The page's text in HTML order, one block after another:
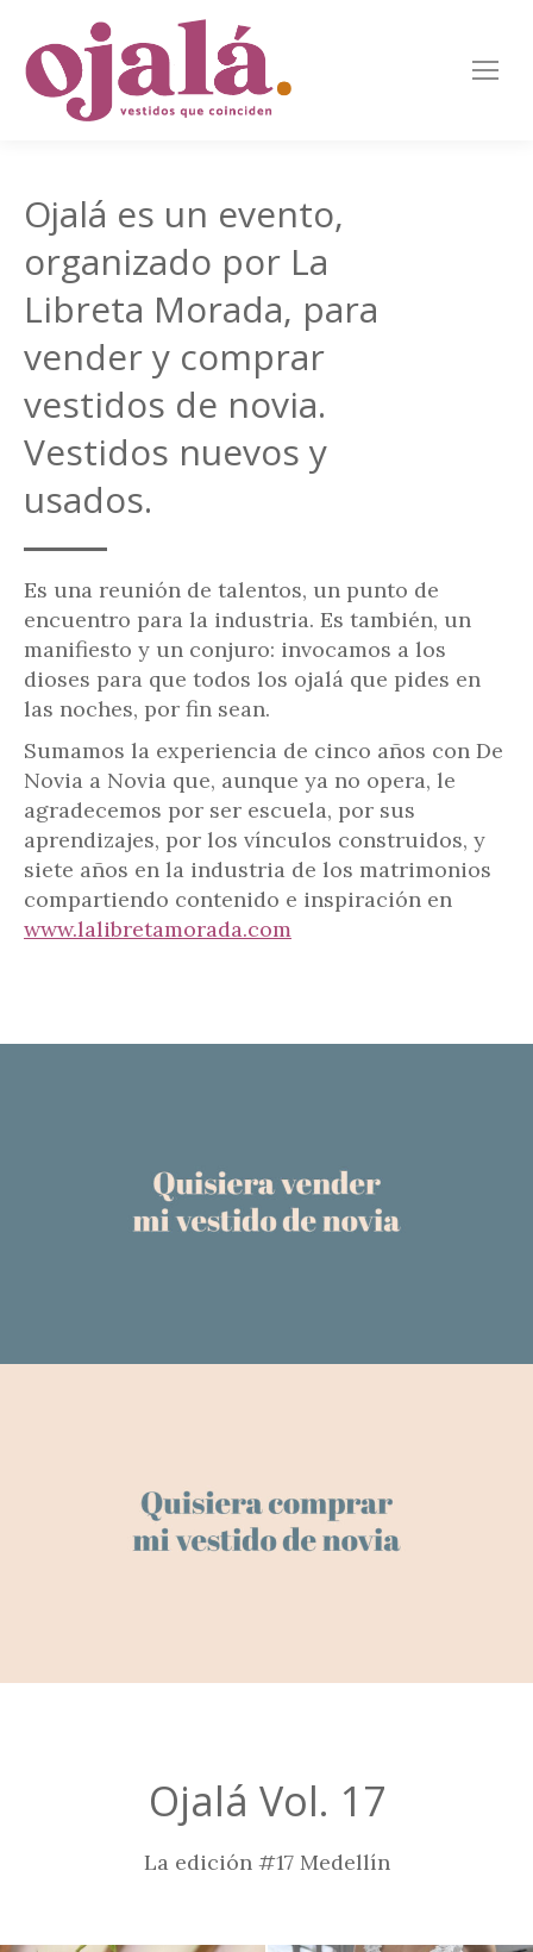
Ojalá es un evento,
organizado por La
Libreta Morada, para
vender y comprar
vestidos de novia.
Vestidos nuevos y
usados.
Es una reunión de talentos, un punto de
encuentro para la industria. Es también, un
manifiesto y un conjuro: invocamos a los
dioses para que todos los ojalá que pides en
las noches, por fin sean.
Sumamos la experiencia de cinco años con De
Novia a Novia que, aunque ya no opera, le
agradecemos por ser escuela, por sus
aprendizajes, por los vínculos construidos, y
siete años en la industria de los matrimonios
compartiendo contenido e inspiración en
www.lalibretamorada.com
Ojalá Vol. 17
La edición #17 Medellín